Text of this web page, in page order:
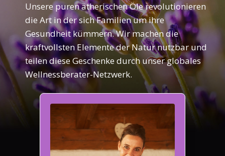
Unsere puren ätherischen Öle revolutionieren
die Art in der sich Familien um ihre
Gesundheit kümmern. Wir machen die
kraftvollsten Elemente der Natur nutzbar und
teilen diese Geschenke durch unser globales
Wellnessberater-Netzwerk.